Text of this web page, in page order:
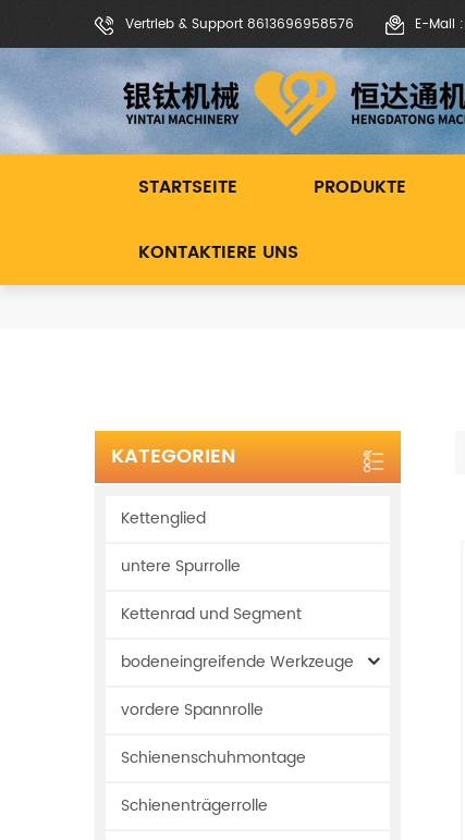
Vertrieb & Support 8613696958576 E-Mail
STARTSEITE PRODUKTE
KONTAKTIERE UNS
KATEGORIEN
Kettenglied
untere Spurrolle
Kettenrad und Segment
bodeneingreifende Werkzeuge
vordere Spannrolle
Schienenschuhmontage
Schienenträgerrolle